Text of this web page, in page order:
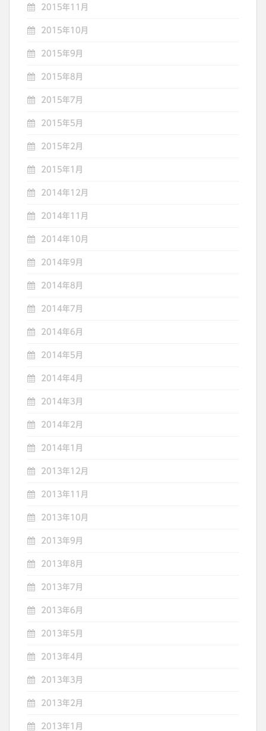
2015年11月
2015年10月
2015年9月
2015年8月
2015年7月
2015年5月
2015年2月
2015年1月
2014年12月
2014年11月
2014年10月
2014年9月
2014年8月
2014年7月
2014年6月
2014年5月
2014年4月
2014年3月
2014年2月
2014年1月
2013年12月
2013年11月
2013年10月
2013年9月
2013年8月
2013年7月
2013年6月
2013年5月
2013年4月
2013年3月
2013年2月
2013年1月